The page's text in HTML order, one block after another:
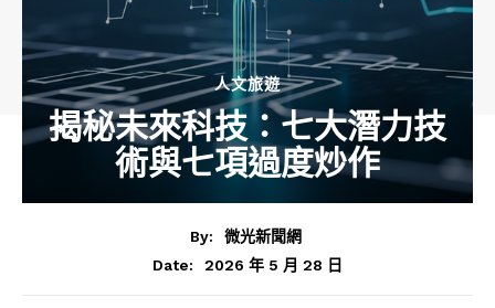
人文旅遊
揭秘未來科技：七大潛力技
術與七項過度炒作
By:
微光新聞網
Date:
2026 年 5 月 28 日